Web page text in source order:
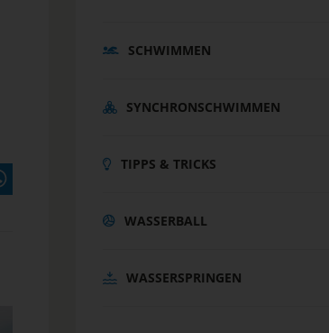
SCHWIMMEN
SYNCHRONSCHWIMMEN
TIPPS & TRICKS
WASSERBALL
WASSERSPRINGEN